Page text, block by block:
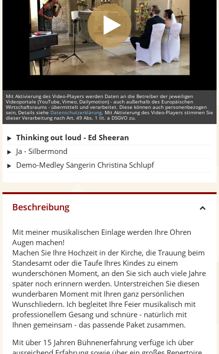
Mit Aktivierung des Video-Players werden Daten an die Betreiber der jeweiligen
Videoportale (YouTube, Vimeo, Dailymotion) - auch außerhalb des Europäischen
Wirtschaftsraums - übermittelt und verarbeitet. Diese können auch personenbezogen
sein, Details siehe Datenschutzerklärung. Mit Aktivierung des Video-Players stimmen Sie
dieser Verarbeitung nach Art. 49 Abs. 1 lit. a DSGVO zu.
Thinking out loud - Ed Sheeran
Ja - Silbermond
Demo-Medley Sängerin Christina Schlupf
Beschreibung
Mit meiner musikalischen Einlage werden Ihre Ohren
Augen machen!
Machen Sie Ihre Hochzeit in der Kirche, die Trauung beim
Standesamt oder die Taufe Ihres Kindes zu einem
wunderschönen Moment, an den Sie sich auch viele Jahre
später noch erinnern werden. Unterstreichen Sie diesen
wunderbaren Moment mit Ihren ganz persönlichen
Wunschliedern. Ich begleitet Ihre Feier musikalisch mit
professionellem Gesang und schnüre - natürlich mit
Ihnen gemeinsam - das passende Paket zusammen.
Mit über 15 Jahren Bühnenerfahrung verfüge ich über